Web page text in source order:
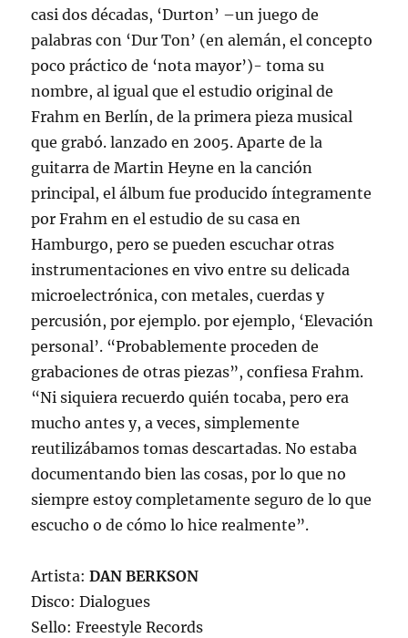
casi dos décadas, ‘Durton’ –un juego de
palabras con ‘Dur Ton’ (en alemán, el concepto
poco práctico de ‘nota mayor’)- toma su
nombre, al igual que el estudio original de
Frahm en Berlín, de la primera pieza musical
que grabó. lanzado en 2005. Aparte de la
guitarra de Martin Heyne en la canción
principal, el álbum fue producido íntegramente
por Frahm en el estudio de su casa en
Hamburgo, pero se pueden escuchar otras
instrumentaciones en vivo entre su delicada
microelectrónica, con metales, cuerdas y
percusión, por ejemplo. por ejemplo, ‘Elevación
personal’. “Probablemente proceden de
grabaciones de otras piezas”, confiesa Frahm.
“Ni siquiera recuerdo quién tocaba, pero era
mucho antes y, a veces, simplemente
reutilizábamos tomas descartadas. No estaba
documentando bien las cosas, por lo que no
siempre estoy completamente seguro de lo que
escucho o de cómo lo hice realmente”.
Artista:DAN BERKSON
Disco: Dialogues
Sello: Freestyle Records